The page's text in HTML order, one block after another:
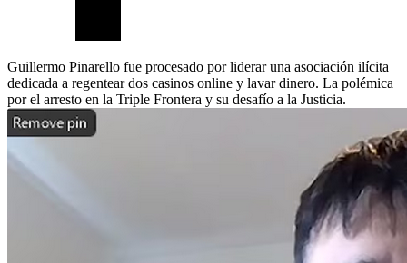
Guillermo Pinarello fue procesado por liderar una asociación ilícita
dedicada a regentear dos casinos online y lavar dinero. La polémica
por el arresto en la Triple Frontera y su desafío a la Justicia.